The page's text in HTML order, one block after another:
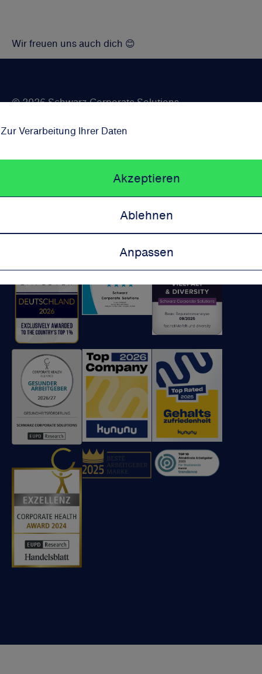
Verarbeitung Ihrer Daten
Anpassen
Ablehnen
Akzeptieren
Wir freuen uns auch dich 😊
© 2026 Schwarz Corporate Solutions